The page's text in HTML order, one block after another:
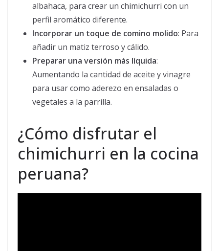
albahaca, para crear un chimichurri con un
perfil aromático diferente.
Incorporar un toque de comino molido: Para
añadir un matiz terroso y cálido.
Preparar una versión más líquida:
Aumentando la cantidad de aceite y vinagre
para usar como aderezo en ensaladas o
vegetales a la parrilla.
¿Cómo disfrutar el
chimichurri en la cocina
peruana?